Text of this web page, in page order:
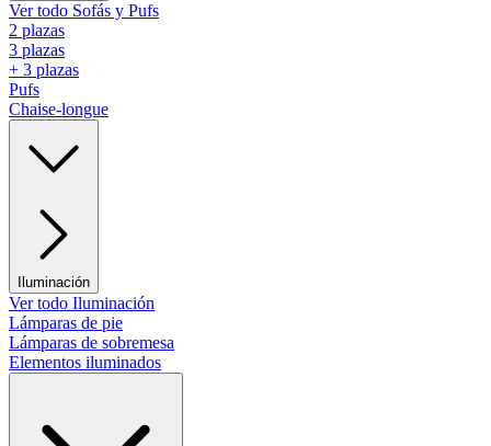
Ver todo Sofás y Pufs
2 plazas
3 plazas
+ 3 plazas
Pufs
Chaise-longue
Iluminación
Ver todo Iluminación
Lámparas de pie
Lámparas de sobremesa
Elementos iluminados